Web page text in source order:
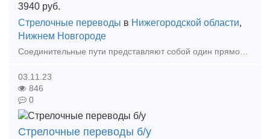
3940 руб.
Стрелочные переводы в Нижегородской области,
Нижнем Новгороде
03.11.23
846
0
Стрелочные переводы б/у